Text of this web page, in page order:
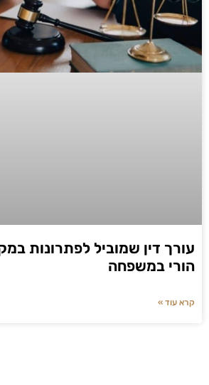
עורך דין שמוביל לפתרונות
הורי במשפחה
קרא עוד »